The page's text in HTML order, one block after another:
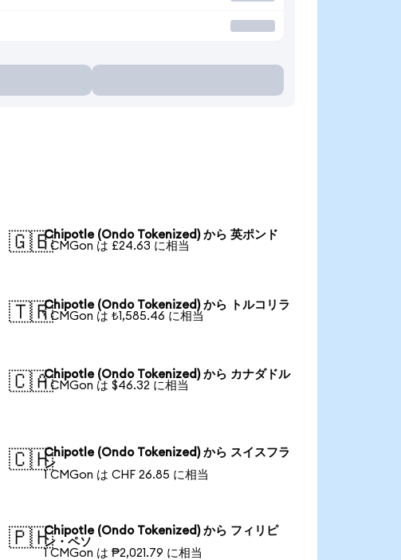
🇬🇧Chipotle (Ondo Tokenized) から 英ポンド
1 CMGon は £24.63 に相当
🇹🇷Chipotle (Ondo Tokenized) から トルコリラ
1 CMGon は ₺1,585.46 に相当
🇨🇦Chipotle (Ondo Tokenized) から カナダドル
1 CMGon は $46.32 に相当
🇨🇭Chipotle (Ondo Tokenized) から スイスフラ
ン
1 CMGon は CHF 26.85 に相当
🇵🇭Chipotle (Ondo Tokenized) から フィリピ
ン・ペソ
1 CMGon は ₱2,021.79 に相当